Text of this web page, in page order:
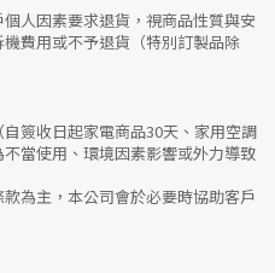
個人因素要求退貨，視商品性質與安
費用或不予退貨（特別訂製品除
簽收日起家電商品30天、家用空調
當使用、環境因素影響或外力導致
為主，本公司會於必要時協助客戶